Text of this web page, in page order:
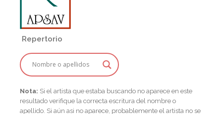
Repertorio
Nota: Si el artista que estaba buscando no aparece en este
resultado verifique la correcta escritura del nombre o
apellido. Si aún asi no aparece, probablemente el artista no se